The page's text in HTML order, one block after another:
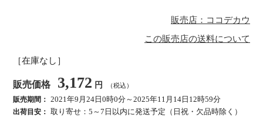
販売店：ココデカウ
この販売店の送料について
［在庫なし］
販売価格 3,172 円 （税込）
販売期間： 2021年9月24日0時0分～2025年11月14日12時59分
出荷目安： 取り寄せ：5～7日以内に発送予定（日祝・欠品時除く）